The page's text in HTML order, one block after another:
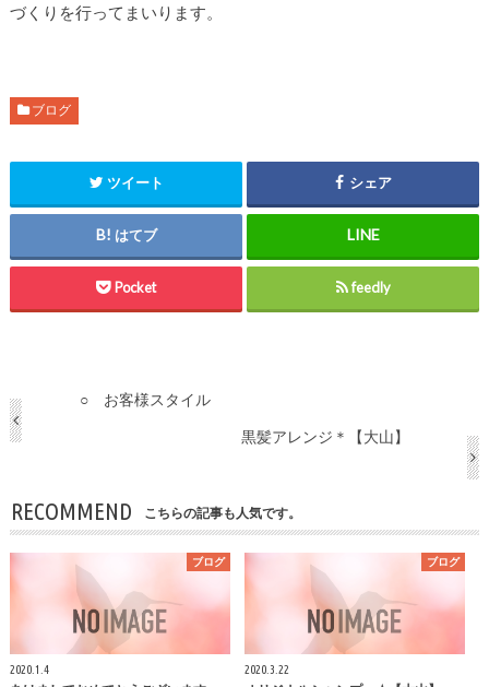
づくりを行ってまいります。
ブログ
ツイート シェア
はてブ
Pocket feedly
○ お客様スタイル
黒髪アレンジ＊【大山】
RECOMMEND こちらの記事も人気です。
ブログ
2020.1.4
ブログ
2020.3.22